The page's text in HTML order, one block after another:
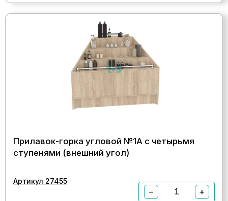
Прилавок-горка угловой №1А с четырьмя
ступенями (внешний угол)
Артикул 27455
− +